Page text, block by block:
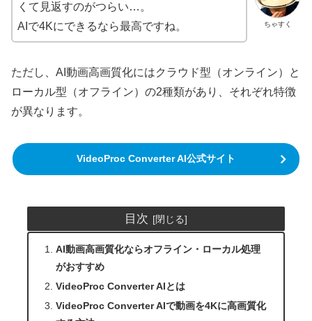
ちゃすく
くて見返すのがつらい…。
AIで4Kにできるなら最高ですね。
ただし、AI動画高画質化にはクラウド型（オンライン）と
ローカル型（オフライン）の2種類があり、それぞれ特徴
が異なります。
VideoProc Converter AI公式サイト
目次
AI動画高画質化ならオフライン・ローカル処理
がおすすめ
VideoProc Converter AIとは
VideoProc Converter AIで動画を4Kに高画質化